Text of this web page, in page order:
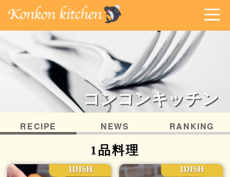
コンコンキッチン
RECIPE NEWS RANKING
1品料理
1DISH 1DISH